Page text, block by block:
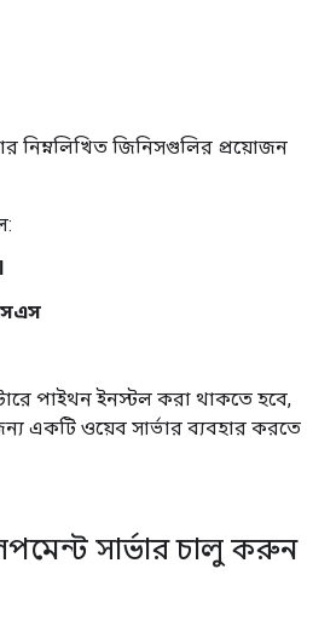
জিনিসগুলির প্রয়োজন
পাইথন ইনস্টল করা থাকতে হবে,
একটি ওয়েব সার্ভার ব্যবহার করতে
সার্ভার চালু করুন